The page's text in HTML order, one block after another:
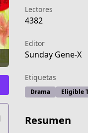
Lectores
4382
Editor
Sunday Gene-X
Etiquetas
Drama Eligible
Resumen